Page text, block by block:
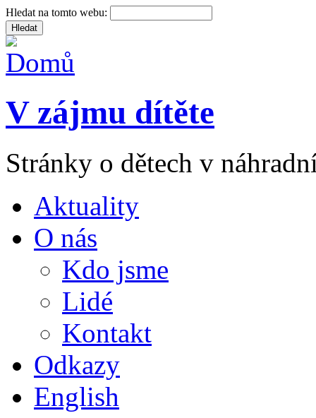
Hledat na tomto webu:
V zájmu dítěte
Stránky o dětech v
Aktuality
O nás
Kdo jsme
Lidé
Kontakt
Odkazy
English